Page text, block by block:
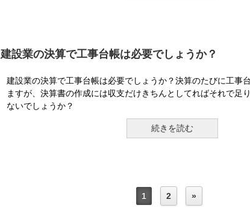
建設業の決算で工事台帳は必要でしょうか？
建設業の決算で工事台帳は必要でしょうか？決算のたびに工事
ますが、決算書の作成には収支だけきちんとしてればそれで足
ないでしょうか？
続きを読む
1 2 »